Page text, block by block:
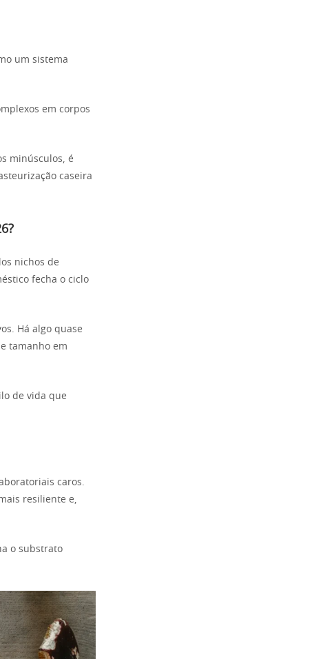
um sistema
em corpos
minúsculos, é
caseira
nichos de
fecha o ciclo
Há algo quase
tamanho em
de vida que
caros.
resiliente e,
o substrato